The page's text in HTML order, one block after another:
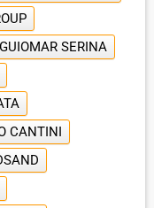
A
U
S
E
O
R
W
GUIOMAR SERINA
CANTINI